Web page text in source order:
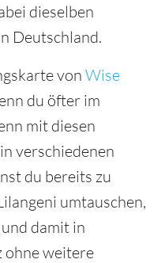
dieselben
Deutschland.
von Wise
du öfter im
mit diesen
verschiedenen
du bereits zu
umtauschen,
damit in
ohne weitere